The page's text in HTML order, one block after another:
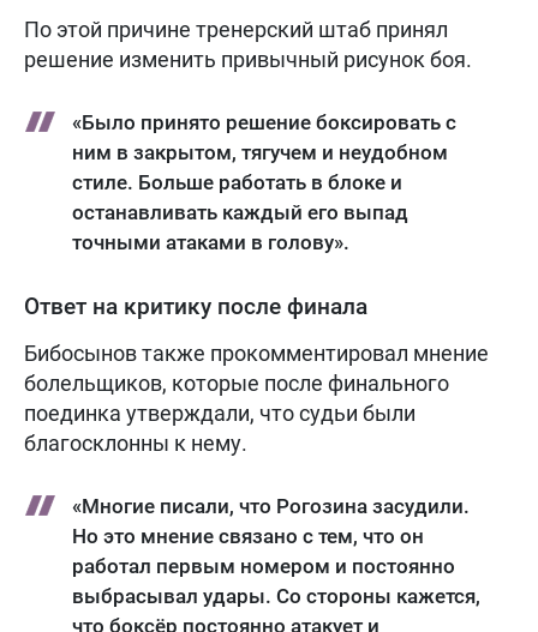
По этой причине тренерский штаб принял
решение изменить привычный рисунок боя.
«Было принято решение боксировать с
ним в закрытом, тягучем и неудобном
стиле. Больше работать в блоке и
останавливать каждый его выпад
точными атаками в голову».
Ответ на критику после финала
Бибосынов также прокомментировал мнение
болельщиков, которые после финального
поединка утверждали, что судьи были
благосклонны к нему.
«Многие писали, что Рогозина засудили.
Но это мнение связано с тем, что он
работал первым номером и постоянно
выбрасывал удары. Со стороны кажется,
что боксёр постоянно атакует и